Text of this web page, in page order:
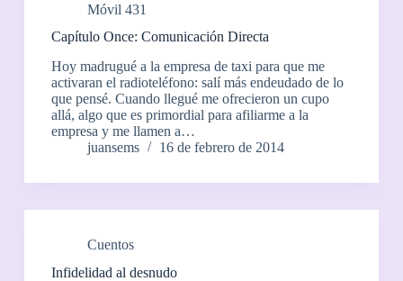
Móvil 431
Capítulo Once: Comunicación Directa
Hoy madrugué a la empresa de taxi para que me
activaran el radioteléfono: salí más endeudado de lo
que pensé. Cuando llegué me ofrecieron un cupo
allá, algo que es primordial para afiliarme a la
empresa y me llamen a…
juansems
16 de febrero de 2014
Cuentos
Infidelidad al desnudo